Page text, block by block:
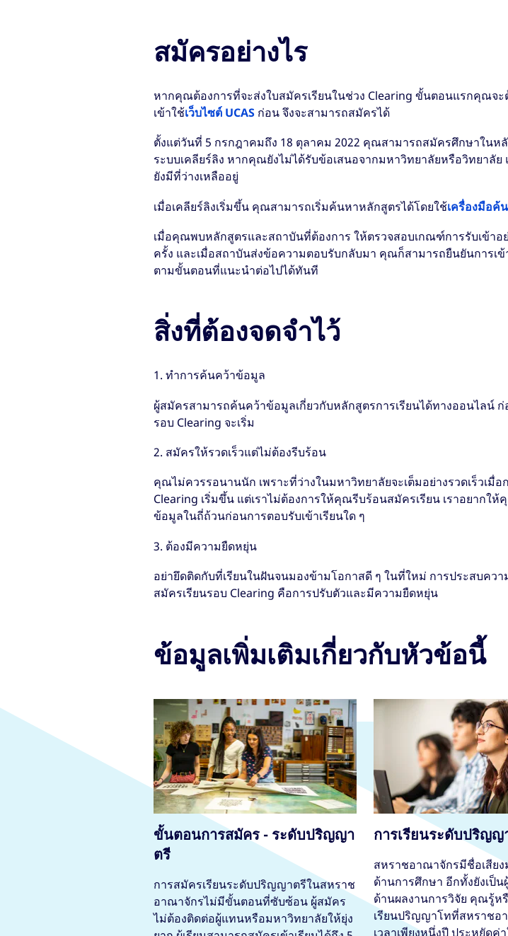
สมัครอย่างไร
หากคุณต้องการที่จะส่งใบสมัครเรียนในช่วง Clearing ขั้นตอนแรกคุณจะ
เข้าใช้เว็บไซต์ UCASก่อน จึงจะสามารถสมัครได้
ตั้งแต่วันที่ 5 กรกฎาคมถึง 18 ตุลาคม 2022 คุณสามารถสมัครศึกษาในห
ระบบเคลียร์ลิง หากคุณยังไม่ได้รับข้อเสนอจากมหาวิทยาลัยหรือวิทยาลัย
ยังมีที่ว่างเหลืออยู่
เมื่อเคลียร์ลิงเริ่มขึ้น คุณสามารถเริ่มค้นหาหลักสูตรได้โดยใช้เครื่องมือค้
เมื่อคุณพบหลักสูตรและสถาบันที่ต้องการ ให้ตรวจสอบเกณฑ์การรับเข้าอ
ครั้ง และเมื่อสถาบันส่งข้อความตอบรับกลับมา คุณก็สามารถยืนยันการเข้
ตามขั้นตอนที่แนะนำต่อไปได้ทันที
สิ่งที่ต้องจดจำไว้
1. ทำการค้นคว้าข้อมูล
ผู้สมัครสามารถค้นคว้าข้อมูลเกี่ยวกับหลักสูตรการเรียนได้ทางออนไลน์
รอบ Clearing จะเริ่ม
2. สมัครให้รวดเร็วแต่ไม่ต้องรีบร้อน
คุณไม่ควรรอนานนัก เพราะที่ว่างในมหาวิทยาลัยจะเต็มอย่างรวดเร็วเมื่อ
Clearing เริ่มขึ้น แต่เราไม่ต้องการให้คุณรีบร้อนสมัครเรียน เราอยากใ
ข้อมูลในถี่ถ้วนก่อนการตอบรับเข้าเรียนใด ๆ
3. ต้องมีความยืดหยุ่น
อย่ายึดติดกับที่เรียนในฝันจนมองข้ามโอกาสดี ๆ ในที่ใหม่ การประสบควา
สมัครเรียนรอบ Clearing คือการปรับตัวและมีความยืดหยุ่น
ข้อมูลเพิ่มเติมเกี่ยวกับหัวข้อนี้
ขั้นตอนการสมัคร - ระดับปริญญา
ตรี
การสมัครเรียนระดับปริญญาตรีในสหราช
อาณาจักรไม่มีขั้นตอนที่ซับซ้อน ผู้สมัคร
ไม่ต้องติดต่อผู้แทนหรือมหาวิทยาลัยให้ยุ่ง
การเรียนระดับปริญญ
สหราชอาณาจักรมีชื่อเสีย
ด้านการศึกษา อีกทั้งยังเป็
ด้านผลงานการวิจัย คุณรู้ห
เรียนปริญญาโทที่สหราชอ
เวลาเพียงหนึ่งปี ประหยัดค่